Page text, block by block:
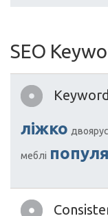
SEO
ліжко
меблі